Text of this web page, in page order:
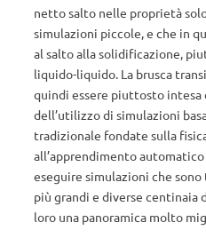
netto salto nelle proprietà
simulazioni piccole, e che in
al salto alla solidificazione,
liquido-liquido. La brusca
quindi essere piuttosto
dell’utilizzo di simulazioni
tradizionale fondate sulla
all’apprendimento
eseguire simulazioni che
più grandi e diverse
loro una panoramica molto